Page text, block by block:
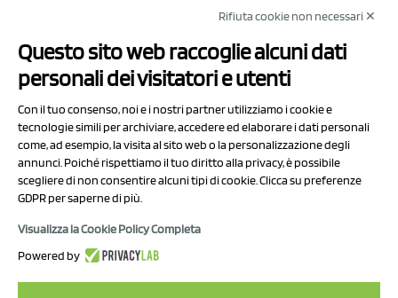
Via Prov.le Sassuolo Vignola 315/1
41057 Spilamberto (MO)
P.I/C.F. 01041460369
REA: MO 208553
Capitale sociale Euro 50.000,00 i.v.
Rifiuta cookie non necessari ✕
Questo sito web raccoglie alcuni dati
personali dei visitatori e utenti
Con il tuo consenso, noi e i nostri partner utilizziamo i cookie e
tecnologie simili per archiviare, accedere ed elaborare i dati personali
come, ad esempio, la visita al sito web o la personalizzazione degli
annunci. Poiché rispettiamo il tuo diritto alla privacy, è possibile
scegliere di non consentire alcuni tipi di cookie. Clicca su preferenze
GDPR per saperne di più.
Visualizza la Cookie Policy Completa
Powered by